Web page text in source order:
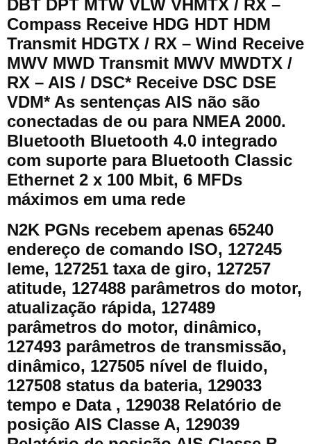
DBT DPT MTW VLW VHMTX / RX –
Compass Receive HDG HDT HDM
Transmit HDGTX / RX – Wind Receive
MWV MWD Transmit MWV MWDTX /
RX – AIS / DSC* Receive DSC DSE
VDM* As sentenças AIS não são
conectadas de ou para NMEA 2000.
Bluetooth Bluetooth 4.0 integrado
com suporte para Bluetooth Classic
Ethernet 2 x 100 Mbit, 6 MFDs
máximos em uma rede
N2K PGNs recebem apenas 65240
endereço de comando ISO, 127245
leme, 127251 taxa de giro, 127257
atitude, 127488 parâmetros do motor,
atualização rápida, 127489
parâmetros do motor, dinâmico,
127493 parâmetros de transmissão,
dinâmico, 127505 nível de fluido,
127508 status da bateria, 129033
tempo e Data , 129038 Relatório de
posição AIS Classe A, 129039